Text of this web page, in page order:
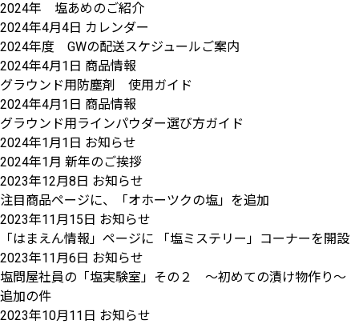
2024年 塩あめのご紹介
2024年4月4日 カレンダー
2024年度 GWの配送スケジュールご案内
2024年4月1日 商品情報
グラウンド用防塵剤 使用ガイド
2024年4月1日 商品情報
グラウンド用ラインパウダー選び方ガイド
2024年1月1日 お知らせ
2024年1月 新年のご挨拶
2023年12月8日 お知らせ
注目商品ページに、「オホーツクの塩」を追加
2023年11月15日 お知らせ
「はまえん情報」ページに 「塩ミステリー」コーナーを開設
2023年11月6日 お知らせ
塩問屋社員の「塩実験室」その２ ～初めての漬け物作り～
追加の件
2023年10月11日 お知らせ